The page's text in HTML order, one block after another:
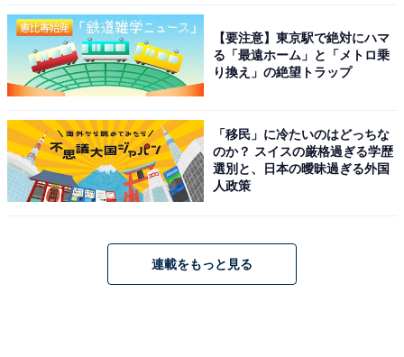
【要注意】東京駅で絶対にハマ
る「最遠ホーム」と「メトロ乗
り換え」の絶望トラップ
「移民」に冷たいのはどっちな
のか？ スイスの厳格過ぎる学歴
選別と、日本の曖昧過ぎる外国
人政策
連載をもっと見る